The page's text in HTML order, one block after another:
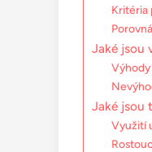
Kritéria
Jaké jsou
Výhody
Jaké jsou
Využití